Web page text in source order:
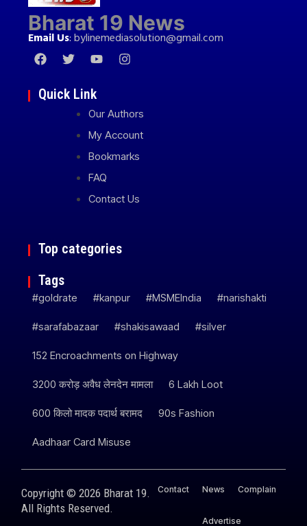
Bharat 19 News
Email Us:bylinemediasolution@gmail.com
Quick Link
Our Authors
My Account
Bookmarks
FAQ
Contact Us
Top categories
Tags
#goldrate #kanpur #MSMEIndia #narishakti
#sarafabazaar #shakisawaad #silver
152 Encroachments on Highway
3200 करोड़ अवैध लेनदेन मामला 6 Lakh Loot
600 किलो मादक पदार्थ बरामद 90s Fashion
Aadhaar Card Misuse
Copyright © 2026 Bharat 19.
All Rights Reserved.
Contact News Complain
Advertise